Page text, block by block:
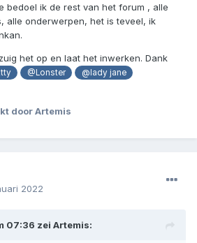
bedoel ik de rest van het forum , alle
alle onderwerpen, het is teveel, ik
het op en laat het inwerken. Dank
@Lonster
@lady jane
door Artemis
2022
07:36 zei Artemis: